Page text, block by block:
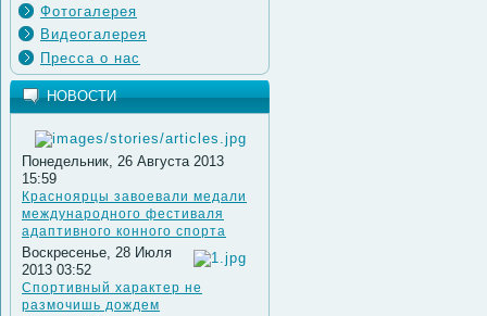
Фотогалерея
Видеогалерея
Пресса о нас
НОВОСТИ
Понедельник, 26 Августа 2013
15:59
Красноярцы завоевали медали
международного фестиваля
адаптивного конного спорта
Воскресенье, 28 Июля
2013 03:52
Спортивный характер не
размочишь дождем